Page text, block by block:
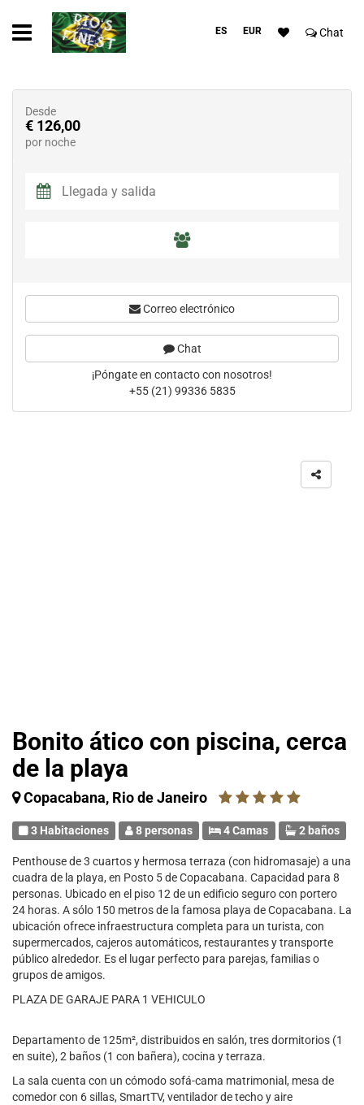
ES EUR Chat
Bonito ático con piscina, cerca
de la playa
Copacabana, Rio de Janeiro
3 Habitaciones 8 personas 4 Camas 2 baños
Penthouse de 3 cuartos y hermosa terraza (con hidromasaje) a una
cuadra de la playa, en Posto 5 de Copacabana. Capacidad para 8
personas. Ubicado en el piso 12 de un edificio seguro con portero
24 horas. A sólo 150 metros de la famosa playa de Copacabana. La
ubicación ofrece infraestructura completa para un turista, con
supermercados, cajeros automáticos, restaurantes y transporte
público alrededor. Es el lugar perfecto para parejas, familias o
grupos de amigos.
PLAZA DE GARAJE PARA 1 VEHICULO
Departamento de 125m², distribuidos en salón, tres dormitorios (1
en suite), 2 baños (1 con bañera), cocina y terraza.
La sala cuenta con un cómodo sofá-cama matrimonial, mesa de
comedor con 6 sillas, SmartTV, ventilador de techo y aire
Desde
€ 126,00
por noche
Correo electrónico
Chat
¡Póngate en contacto con nosotros!
+55 (21) 99336 5835